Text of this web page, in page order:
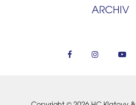
ARCHIV